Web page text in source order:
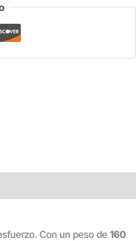
Con un peso de 160